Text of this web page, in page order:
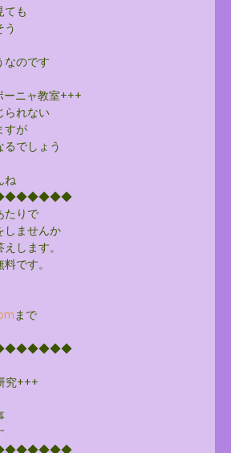
ても
う
なのです
ニャ教室+++
られない
すが
でしょう
ね
たりで
しませんか
します。
です。
まで
究+++